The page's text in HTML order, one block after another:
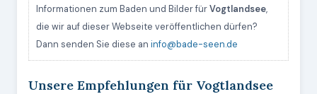
Informationen zum Baden und Bilder fürVogtlandsee,
die wir auf dieser Webseite veröffentlichen dürfen?
Dann senden Sie diese an info@bade-seen.de
Unsere Empfehlungen für Vogtlandsee